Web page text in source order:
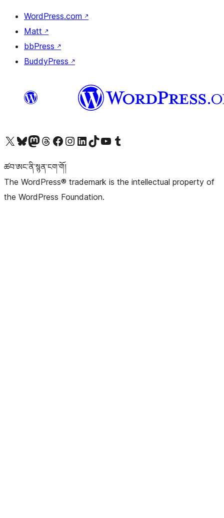
WordPress.com ↗
Matt ↗
bbPress ↗
BuddyPress ↗
Visit our X (formerly Twitter) account
Visit our Bluesky account
Visit our Mastodon account
Visit our Threads account
Visit our Facebook pageVisit our Instagram account
Visit our LinkedIn account
Visit our TikTok account
Visit our YouTube channel
Visit our Tumblr account
ཚབ་ཨང་ནི་སྙན་ངག་གོ།
The WordPress® trademark is the intellectual property of
the WordPress Foundation.